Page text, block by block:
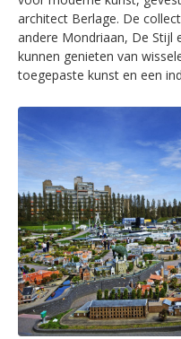
architect Berlage. De
andere Mondriaan, De Stijl
kunnen genieten van
toegepaste kunst en een